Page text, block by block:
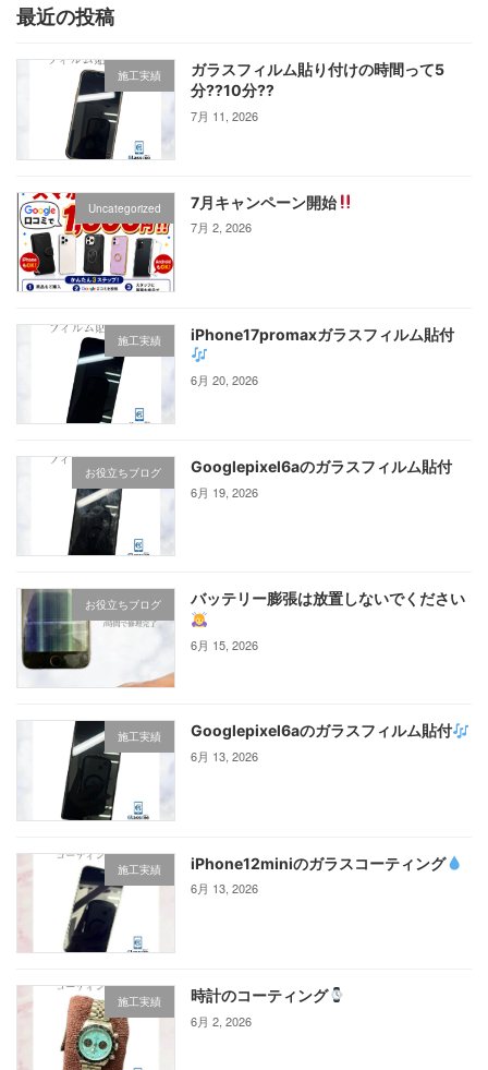
最近の投稿
施工実績
ガラスフィルム貼り付けの時間って5
分⁇10分⁇
7月 11, 2026
Uncategorized 7月キャンペーン開始
7月 2, 2026
施工実績 iPhone17promaxガラスフィルム貼付
6月 20, 2026
お役立ちブログ Googlepixel6aのガラスフィルム貼付
6月 19, 2026
お役立ちブログ バッテリー膨張は放置しないでください
6月 15, 2026
施工実績 Googlepixel6aのガラスフィルム貼付
6月 13, 2026
施工実績 iPhone12miniのガラスコーティング‪
6月 13, 2026
施工実績 時計のコーティング
6月 2, 2026